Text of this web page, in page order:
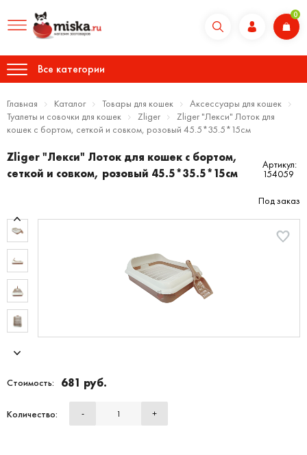
0
Все категории
Главная Каталог Товары для кошек
Аксессуары для кошек
Туалеты и совочки для кошек
Zliger
Zliger "Лекси" Лоток для
кошек с бортом, сеткой и совком, розовый 45.5*35.5*15см
Zliger "Лекси" Лоток для кошек с бортом,
сеткой и совком, розовый 45.5*35.5*15см
Артикул:
154059
Под заказ
Стоимость: 681 руб.
Количество: - +